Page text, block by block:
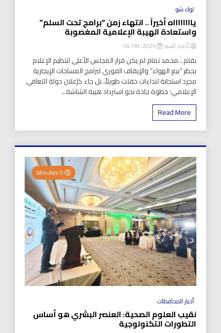
توك شو
يااااااااه أخيراً .. انتهاء زمن “برامج تحت السلم”
واستعادة الهيبة الإعلامية المغصوبة
أحمد السيد 2026-08-04
بقلم…محمد تمام لم يكن قرار المجلس الأعلى لتنظيم الإعلام
بحظر “بيع الهواء” والإيقاف الفوري لبرامج المساحات الإيجارية
مجرد استجابة لنداءات خفتت طويلاً، بل جاء كإعلان دولة للتعافي
الإعلامي؛ خطوة جادة نحو استرداد هيبة الشاشة...
Read More
أخبار المحافظات
نقيب العلوم الصحية: العنصر البشري هو أساس
التطورات التكنولوجية